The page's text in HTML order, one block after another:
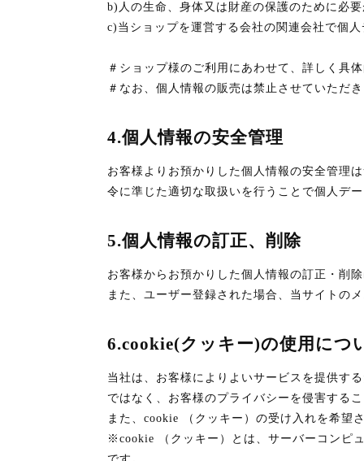
b)人の生命、身体又は財産の保護のために必
c)当ショップを運営する会社の関連会社で個
＃ショップ様のご利用にあわせて、詳しく具
＃なお、個人情報の販売は禁止させていただき
4.個人情報の安全管理
お客様よりお預かりした個人情報の安全管理
令に準じた適切な取扱いを行うことで個人デ
5.個人情報の訂正、削除
お客様からお預かりした個人情報の訂正・削
また、ユーザー登録された場合、当サイトの
6.cookie(クッキー)の使用につ
当社は、お客様によりよいサービスを提供す
ではなく、お客様のプライバシーを侵害するこ
また、cookie （クッキー）の受け入れを希望
※cookie （クッキー）とは、サーバーコンピ